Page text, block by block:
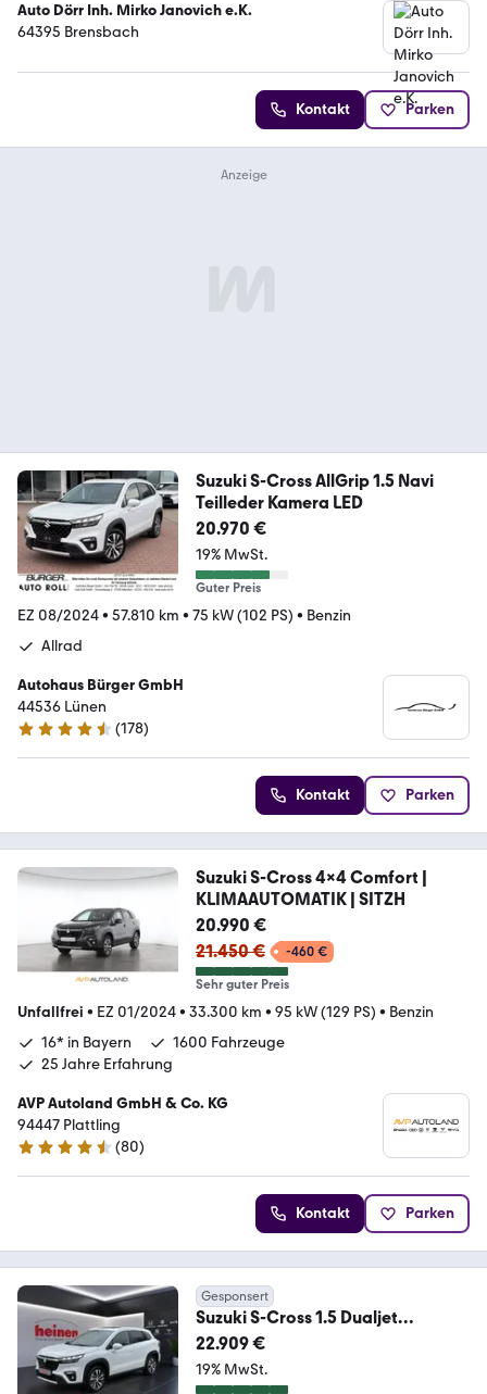
Auto Dörr Inh. Mirko Janovich e.K.
64395 Brensbach
Kontakt Parken
Suzuki S-Cross AllGrip 1.5 Navi
Teilleder Kamera LED
20.970 €
19% MwSt.
Guter Preis
EZ 08/2024• 57.810 km • 75 kW (102 PS) • Benzin
Allrad
Autohaus Bürger GmbH
44536 Lünen
4.5 Sterne
(178)
Kontakt Parken
Suzuki S-Cross 4x4 Comfort |
KLIMAAUTOMATIK | SITZH
20.990 €
21.450 €
-460 €
Sehr guter Preis
Unfallfrei • EZ 01/2024• 33.300 km • 95 kW (129 PS) • Benzin
16* in Bayern
1600 Fahrzeuge
25 Jahre Erfahrung
AVP Autoland GmbH & Co. KG
94447 Plattling
4.7 Sterne
(80)
Kontakt Parken
Gesponsert
Suzuki S-Cross 1.5 Dualjet
Comfort+ AllGrip ACC+LED+SD
22.909 €
19% MwSt.